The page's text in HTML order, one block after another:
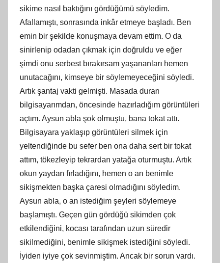
sikime nasıl baktığını gördüğümü söyledim.
Afallamıştı, sonrasında inkâr etmeye başladı. Ben
emin bir şekilde konuşmaya devam ettim. O da
sinirlenip odadan çıkmak için doğruldu ve eğer
şimdi onu serbest bırakırsam yaşananları hemen
unutacağını, kimseye bir söylemeyeceğini söyledi.
Artık şantaj vakti gelmişti. Masada duran
bilgisayarımdan, öncesinde hazırladığım görüntüleri
açtım. Aysun abla şok olmuştu, bana tokat attı.
Bilgisayara yaklaşıp görüntüleri silmek için
yeltendiğinde bu sefer ben ona daha sert bir tokat
attım, tökezleyip tekrardan yatağa oturmuştu. Artık
okun yaydan fırladığını, hemen o an benimle
sikişmekten başka çaresi olmadığını söyledim.
Aysun abla, o an istediğim şeyleri söylemeye
başlamıştı. Geçen gün gördüğü sikimden çok
etkilendiğini, kocası tarafından uzun süredir
sikilmediğini, benimle sikişmek istediğini söyledi.
İyiden iyiye çok sevinmiştim. Ancak bir sorun vardı.